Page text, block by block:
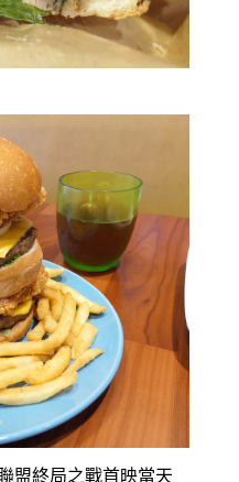
盟終局之戰首映當天